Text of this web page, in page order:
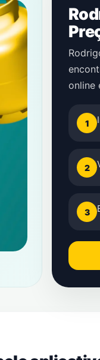
online
1
2
3